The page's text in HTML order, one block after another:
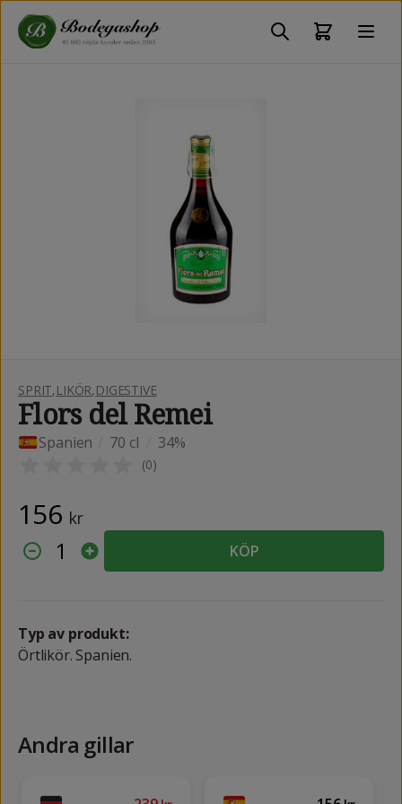
SPRIT,LIKÖR,DIGESTIVE
Flors del Remei
Spanien 70 cl 34%
(0)
156 kr
1 KÖP
Typ av produkt:
Örtlikör. Spanien.
Andra gillar